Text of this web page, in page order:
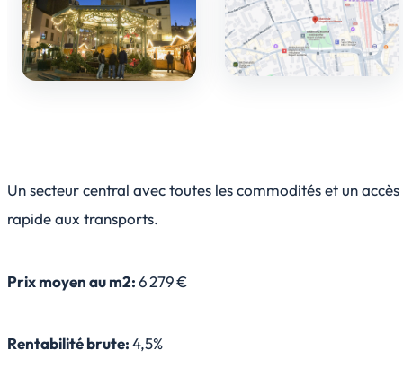
Un secteur central avec toutes les commodités et un accès
rapide aux transports.
Prix moyen au m2:6 279 €
Rentabilité brute:4,5%